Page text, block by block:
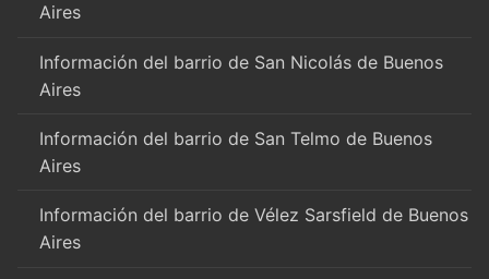
Aires
Información del barrio de San Nicolás de Buenos
Aires
Información del barrio de San Telmo de Buenos
Aires
Información del barrio de Vélez Sarsfield de Buenos
Aires